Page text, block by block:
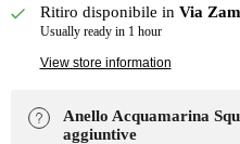
Ritiro disponibile in Via
Usually ready in 1 hour
View store information
Anello Acquamarina
aggiuntive